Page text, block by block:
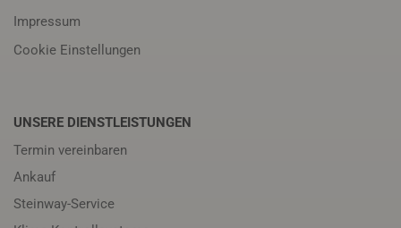
Impressum
Cookie Einstellungen
UNSERE DIENSTLEISTUNGEN
Termin vereinbaren
Ankauf
Steinway-Service